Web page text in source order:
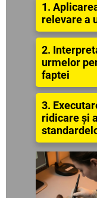
1.
relevare a
2.
urmelor
faptei
3.
ridicare și